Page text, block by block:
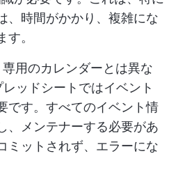
、時間がかかり、複雑にな
。
専用のカレンダーとは異な
ッドシートではイベント
です。すべてのイベント情
、メンテナーする必要があ
ミットされず、エラーにな